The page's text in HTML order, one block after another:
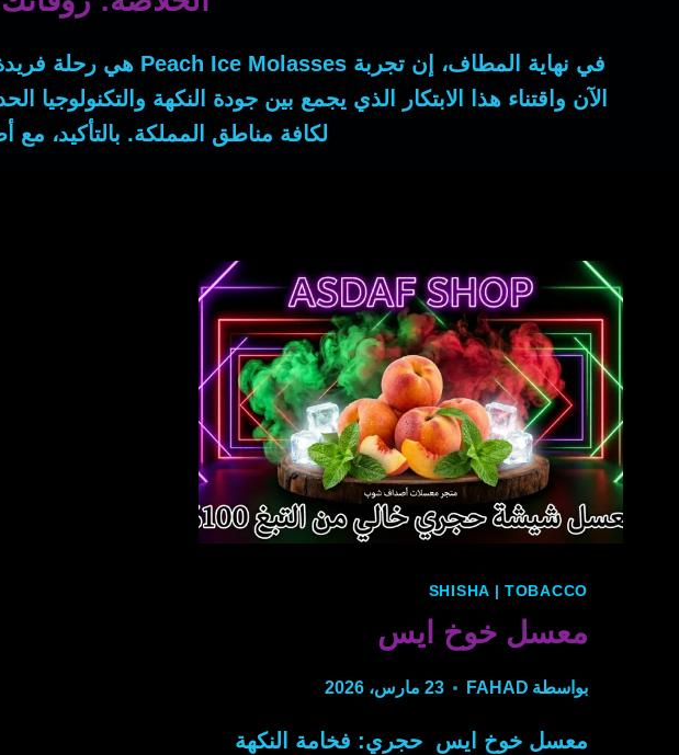
في نهاية المطاف، إن تجربة Peach Ice Molasses هي رحلة
الآن واقتناء هذا الابتكار الذي يجمع بين جودة النكهة والتكنولوجيا
لكافة مناطق المملكة. بالتأكيد، مع
SHISHA|TOBACCO
معسل خوخ ايس
بواسطة FAHAD 23 مارس، 2026
معسل خوخ ايس حجري: فخامة النكهة